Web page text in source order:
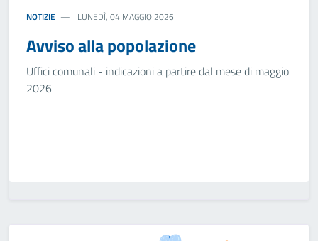
NOTIZIE LUNEDÌ, 04 MAGGIO 2026
Avviso alla popolazione
Uffici comunali - indicazioni a partire dal mese di maggio
2026